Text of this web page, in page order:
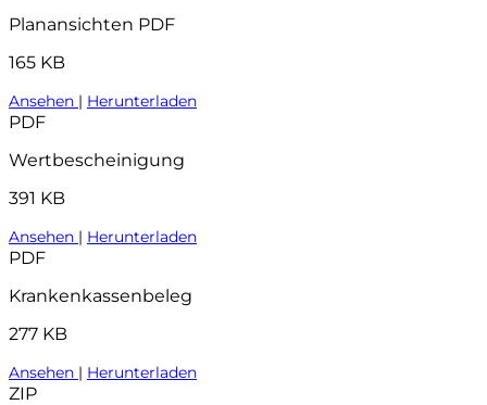
Planansichten PDF
165 KB
Ansehen | Herunterladen
PDF
Wertbescheinigung
391 KB
Ansehen | Herunterladen
PDF
Krankenkassenbeleg
277 KB
Ansehen | Herunterladen
ZIP